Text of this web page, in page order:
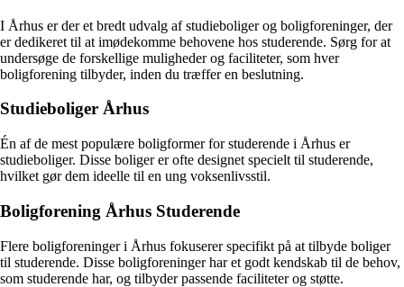
I Århus er der et bredt udvalg af studieboliger og boligforeninger, der
er dedikeret til at imødekomme behovene hos studerende. Sørg for at
undersøge de forskellige muligheder og faciliteter, som hver
boligforening tilbyder, inden du træffer en beslutning.
Studieboliger Århus
Én af de mest populære boligformer for studerende i Århus er
studieboliger. Disse boliger er ofte designet specielt til studerende,
hvilket gør dem ideelle til en ung voksenlivsstil.
Boligforening Århus Studerende
Flere boligforeninger i Århus fokuserer specifikt på at tilbyde boliger
til studerende. Disse boligforeninger har et godt kendskab til de behov,
som studerende har, og tilbyder passende faciliteter og støtte.